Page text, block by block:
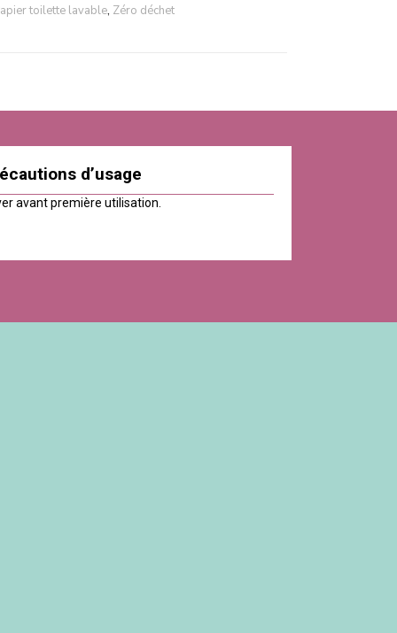
toilette lavable, Zéro déchet
d’usage
avant première utilisation.